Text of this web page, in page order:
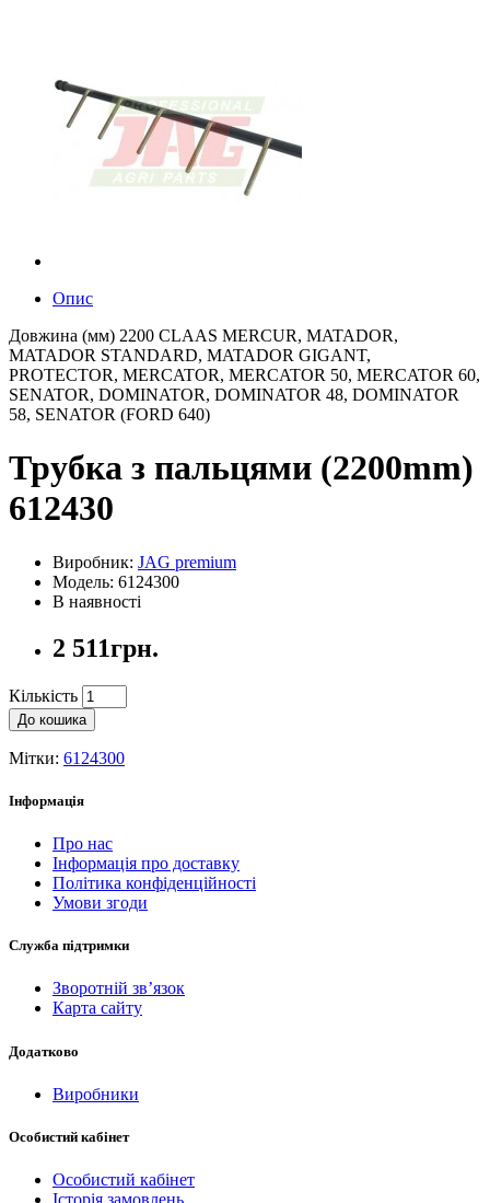
Опис
Довжина (мм) 2200 CLAAS MERCUR, MATADOR,
MATADOR STANDARD, MATADOR GIGANT,
PROTECTOR, MERCATOR, MERCATOR 50, MERCATOR 60,
SENATOR, DOMINATOR, DOMINATOR 48, DOMINATOR
58, SENATOR (FORD 640)
Трубка з пальцями (2200mm)
612430
Виробник: JAG premium
Модель: 6124300
В наявності
2 511грн.
Кількість
До кошика
Мітки: 6124300
Інформація
Про нас
Інформація про доставку
Політика конфіденційності
Умови згоди
Служба підтримки
Зворотній зв’язок
Карта сайту
Додатково
Виробники
Особистий кабінет
Особистий кабінет
Історія замовлень